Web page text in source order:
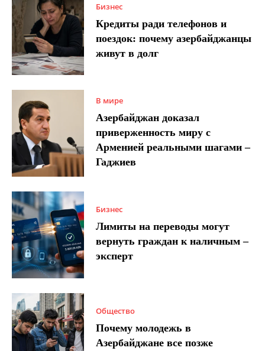
Бизнес
Кредиты ради телефонов и
поездок: почему азербайджанцы
живут в долг
В мире
Азербайджан доказал
приверженность миру с
Арменией реальными шагами –
Гаджиев
Бизнес
Лимиты на переводы могут
вернуть граждан к наличным –
эксперт
Общество
Почему молодежь в
Азербайджане все позже